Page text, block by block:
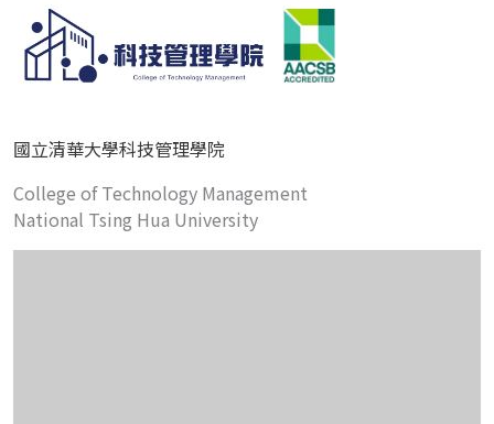
國立清華大學科技管理學院
College of Technology Management
National Tsing Hua University